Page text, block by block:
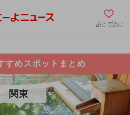
あとで読む
すめスポットまとめ
関東